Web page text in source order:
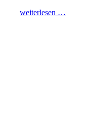
weiterlesen …